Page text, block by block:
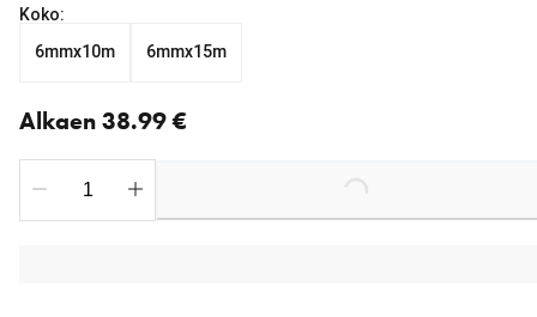
Koko:
6mmx10m
6mmx15m
Alkaen 38.99 €
Loading...